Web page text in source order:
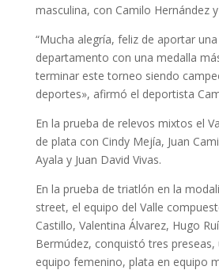
masculina, con Camilo Hernández
“Mucha alegría, feliz de aportar
departamento con una medalla
terminar este torneo siendo
deportes», afirmó el deportista
En la prueba de relevos mixtos el
de plata con Cindy Mejía, Juan
Ayala y Juan David Vivas.
En la prueba de triatlón en la
street, el equipo del Valle
Castillo, Valentina Álvarez, Hugo
Bermúdez, conquistó tres preseas,
equipo femenino, plata en equipo